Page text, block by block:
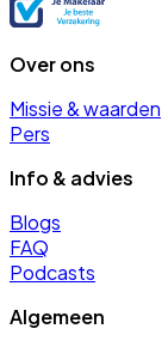
Over ons
Missie & waarden
Pers
Info & advies
Blogs
FAQ
Podcasts
Algemeen